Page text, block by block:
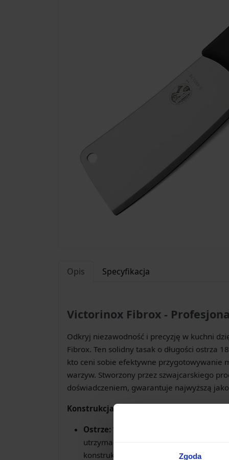
Zgoda
Opis Specyfikacja
Victorinox Fibrox -
Odkryj niezawodność i precyzję w kuchni
Fibrox. Ten solidny tasak o długości ostrza
kto ceni sobie efektywne przygotowywanie
warzyw. Stworzony przez szwajcarskiego
doświadczeniem, gwarantuje najwyższą
Konstrukcja stworzona z myślą o
Ostrze: Wykonane z wysokiej jakości
utrzymania ostrości, łatwości ostrzenia
konstrukcja tasaka pozwala na łatwe